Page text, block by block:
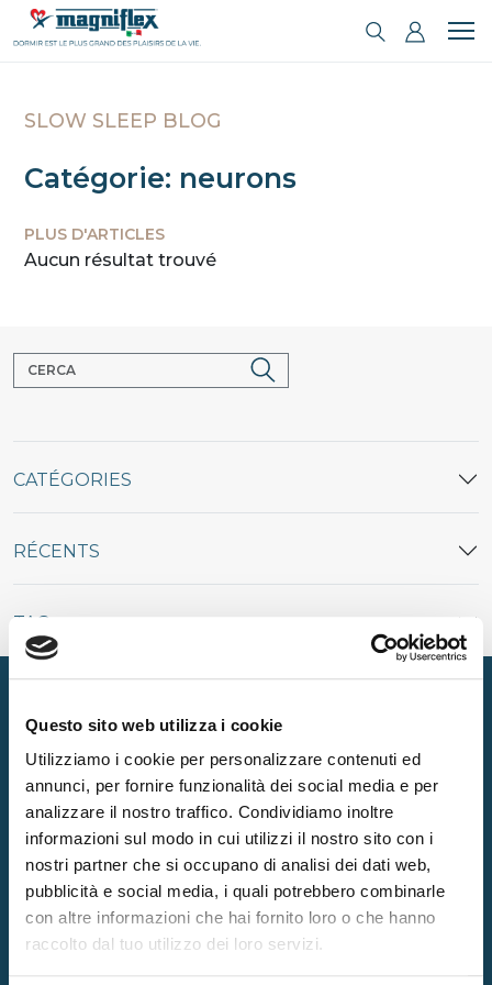
Questo sito web utilizza i cookie
Utilizziamo i cookie per personalizzare contenuti ed
annunci, per fornire funzionalità dei social media e per
analizzare il nostro traffico. Condividiamo inoltre
informazioni sul modo in cui utilizzi il nostro sito con i
nostri partner che si occupano di analisi dei dati web,
pubblicità e social media, i quali potrebbero combinarle
con altre informazioni che hai fornito loro o che hanno
raccolto dal tuo utilizzo dei loro servizi.
SLOW SLEEP BLOG
Catégorie: neurons
PLUS D'ARTICLES
Aucun résultat trouvé
CATÉGORIES
RÉCENTS
TAG
Produits
MATELAS
SOMMIERS
SURMATELAS
OREILLERS